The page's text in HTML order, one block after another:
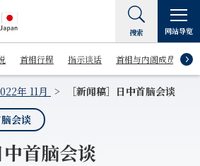
首相行程 指示谈话 首相与内阁成员
搜索 网站导览
年 11月
［新闻稿］日中首脑会谈
会谈
中首脑会谈